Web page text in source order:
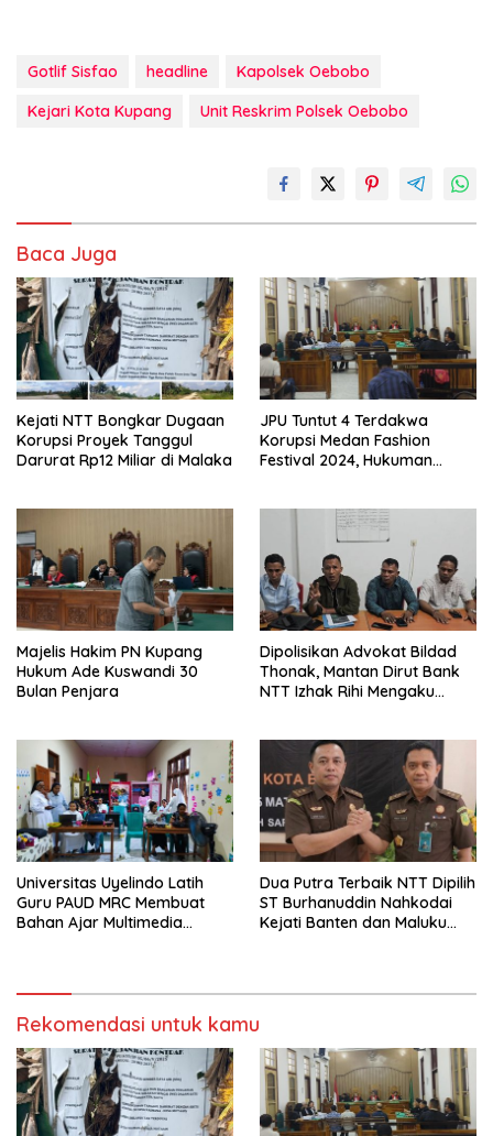
Gotlif Sisfao headline
Kapolsek Oebobo
Kejari Kota Kupang
Unit Reskrim Polsek Oebobo
Baca Juga
Kejati NTT Bongkar Dugaan
Korupsi Proyek Tanggul
Darurat Rp12 Miliar di Malaka
JPU Tuntut 4 Terdakwa
Korupsi Medan Fashion
Festival 2024, Hukuman
Majelis Hakim PN Kupang
Hukum Ade Kuswandi 30
Bulan Penjara
Dipolisikan Advokat Bildad
Thonak, Mantan Dirut Bank
NTT Izhak Rihi Mengaku
Universitas Uyelindo Latih
Guru PAUD MRC Membuat
Bahan Ajar Multimedia
Dua Putra Terbaik NTT Dipilih
ST Burhanuddin Nahkodai
Kejati Banten dan Maluku
Rekomendasi untuk kamu